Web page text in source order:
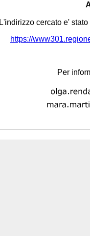
L'indirizzo cercato e'
https://
Per